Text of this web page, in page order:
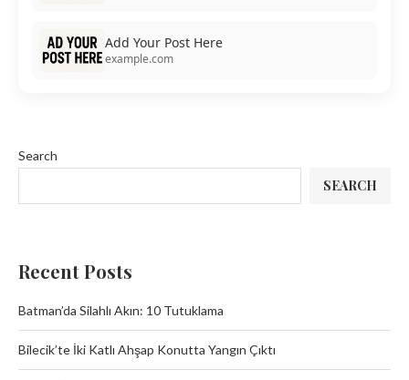
Add Your Post Here
example.com
Search
SEARCH
Recent Posts
Batman’da Silahlı Akın: 10 Tutuklama
Bilecik’te İki Katlı Ahşap Konutta Yangın Çıktı